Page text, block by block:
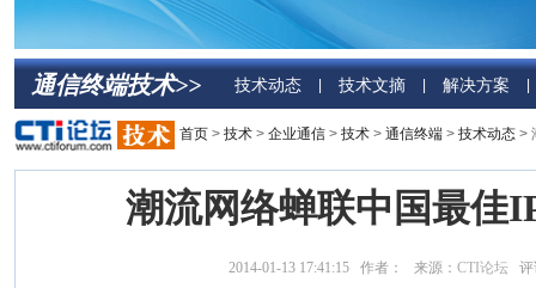
通信终端技术>> 技术动态 技术文摘 解决方案
首页 > 技术 > 企业通信 > 技术 > 通信终端 > 技术动态 >
潮流网络蝉联中国最佳
2014-01-13 17:41:15 作者： 来源： CTI论坛 评